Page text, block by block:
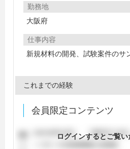
勤務地
大阪府
仕事内容
新規材料の開発、試験案件のサ
これまでの経験
会員限定コンテンツ
ログインするとご覧い